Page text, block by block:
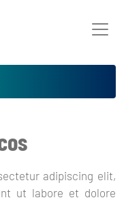
adipiscing elit,
ut labore et dolore